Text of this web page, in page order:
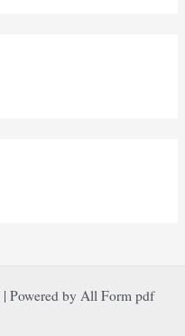
Powered by All Form pdf